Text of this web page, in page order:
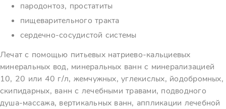
пародонтоз, простатиты
пищеварительного тракта
сердечно-сосудистой системы
Лечат с помощью питьевых натриево-кальциевых
минеральных вод, минеральных ванн с минерализацией
10, 20 или 40 г/л, жемчужных, углекислых, йодобромных,
скипидарных, ванн с лечебными травами, подводного
душа-массажа, вертикальных ванн, аппликации лечебной